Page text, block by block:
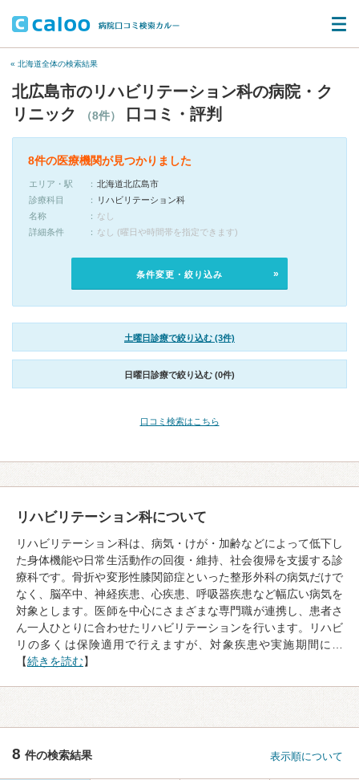
« 北海道全体の検索結果
北広島市のリハビリテーション科の病院・ク
リニック
（8件） 口コミ・評判
8件の医療機関が見つかりました
エリア・駅
北海道北広島市
診療科目
リハビリテーション科
名称
なし
詳細条件
なし (曜日や時間帯を指定できます)
条件変更・絞り込み
土曜日診療で絞り込む (3件)
日曜日診療で絞り込む (0件)
口コミ検索はこちら
リハビリテーション科について
リハビリテーション科は、病気・けが・加齢などによって低下し
た身体機能や日常生活動作の回復・維持、社会復帰を支援する診
療科です。骨折や変形性膝関節症といった整形外科の病気だけで
なく、脳卒中、神経疾患、心疾患、呼吸器疾患など幅広い病気を
対象とします。医師を中心にさまざまな専門職が連携し、患者さ
ん一人ひとりに合わせたリハビリテーションを行います。リハビ
リの多くは保険適用で行えますが、対象疾患や実施期間に…
【続きを読む】
8 件の検索結果 表示順について